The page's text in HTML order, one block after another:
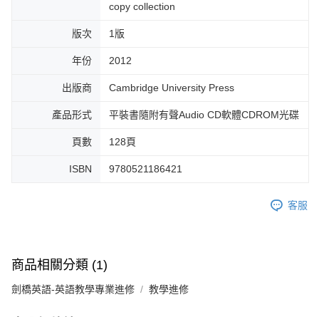
copy collection
版次 1版
年份 2012
出版商 Cambridge University Press
產品形式 平裝書隨附有聲Audio CD軟體CDROM光碟
頁數 128頁
ISBN 9780521186421
客服
商品相關分類 (1)
劍橋英語-英語教學專業進修 教學進修